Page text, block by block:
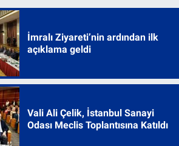
İmralı Ziyareti’nin ardından ilk
açıklama geldi
Vali Ali Çelik, İstanbul Sanayi
Odası Meclis Toplantısına Katıldı